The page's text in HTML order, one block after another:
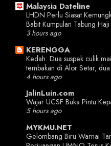
Malaysia Dateline
LHDN Perlu Siasat
Babit Kumpulan Tabung
3 hours ago
KERENGGA
Kedah: Dua suspek culik
tembakan di Alor Setar,
4 hours ago
JalinLuin.com
Wajar UCSF Buka Pintu
5 hours ago
MYKMU.NET
Gelombang Biru Warnai